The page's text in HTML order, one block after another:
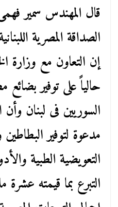
قال المهندس سمير
الصداقة المصرية
إن التعاون مع وزارة
حالياً على توفير
السوريين فى لبنان
مدعوة لتوفير
التعويضية الطبية
التبرع بما قيمته